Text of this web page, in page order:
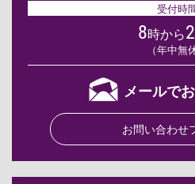
受付時
8時から
（年中無
メールで
お問い合わせ